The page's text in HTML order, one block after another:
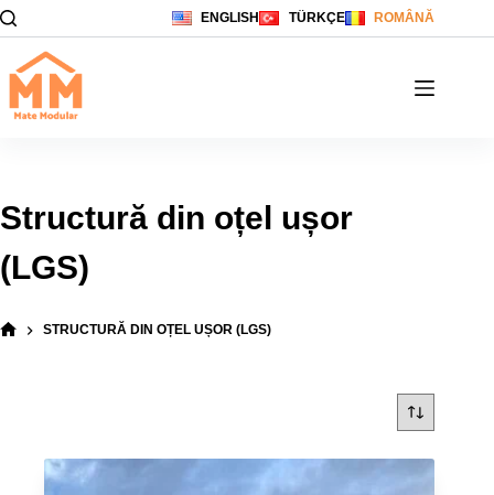
Sari
la
conținut
ENGLISH TÜRKÇE ROMÂNĂ
Structură din oțel ușor
(LGS)
STRUCTURĂ DIN OȚEL UȘOR (LGS)